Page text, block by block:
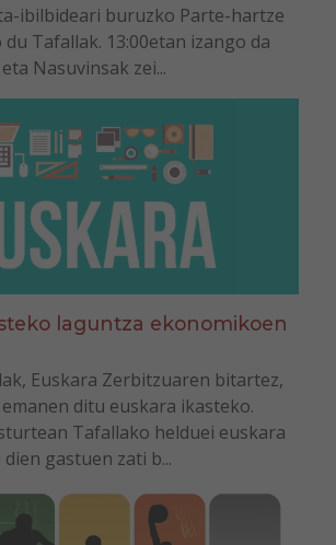
ibilbideari buruzko Parte-hartze
Tafallak. 13:00etan izango da
Nasuvinsak zei...
laguntza ekonomikoen
Euskara Zerbitzuaren bitartez,
ditu euskara ikasteko.
Tafallako helduei euskara
gastuen zati b...